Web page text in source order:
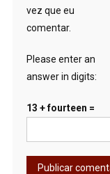
vez que eu
comentar.
Please enter an
answer in digits:
13 + fourteen =